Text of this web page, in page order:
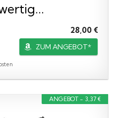
28,00 €
ZUM ANGEBOT*
ANGEBOT - 3,37 €